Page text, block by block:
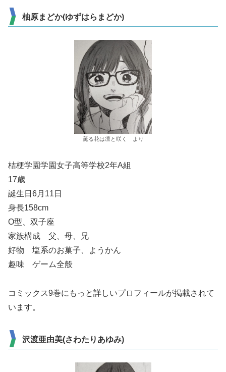
柚原まどか(ゆずはらまどか)
薫る花は凛と咲く より
桔梗学園学園女子高等学校2年A組
17歳
誕生日6月11日
身長158cm
O型、双子座
家族構成 父、母、兄
好物 塩系のお菓子、ようかん
趣味 ゲーム全般
コミックス9巻にもっと詳しいプロフィールが掲載されて
います。
沢渡亜由美(さわたりあゆみ)